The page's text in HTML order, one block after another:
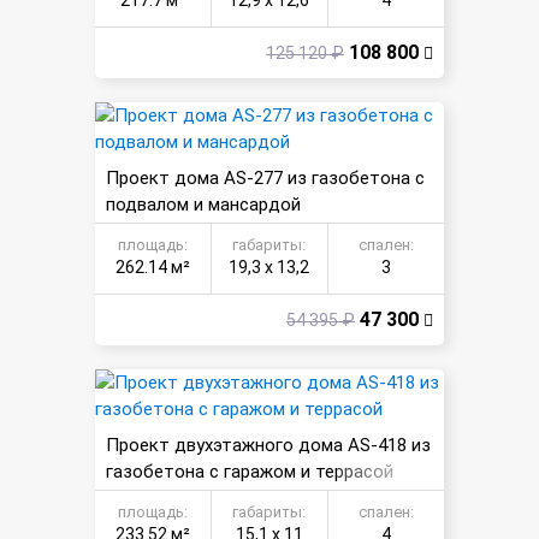
125 120 ₽ 108 800
Проект дома AS-277 из газобетона с
подвалом и мансардой
площадь:
262.14 м²
габариты:
19,3 х 13,2
спален:
3
54 395 ₽ 47 300
Проект двухэтажного дома AS-418 из
газобетона с гаражом и террасой
площадь:
233.52 м²
габариты:
15,1 х 11
спален:
4